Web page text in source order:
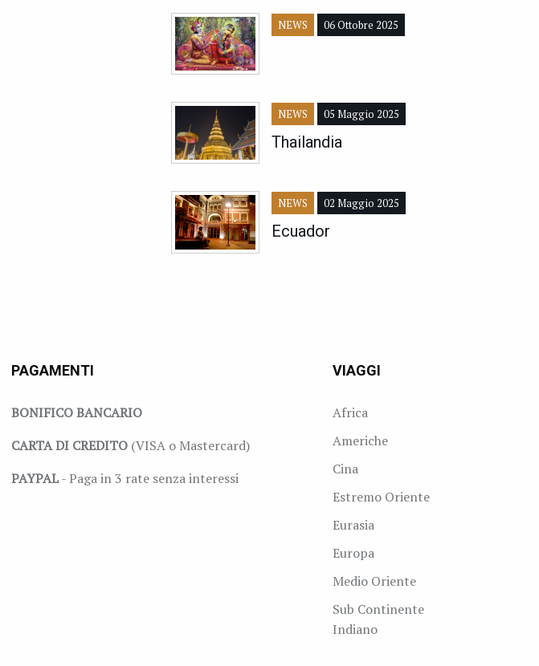
NEWS 06 Ottobre 2025
NEWS 05 Maggio 2025
Thailandia
NEWS 02 Maggio 2025
Ecuador
PAGAMENTI
BONIFICO BANCARIO
CARTA DI CREDITO(VISA o Mastercard)
PAYPAL- Paga in 3 rate senza interessi
VIAGGI
Africa
Americhe
Cina
Estremo Oriente
Eurasia
Europa
Medio Oriente
Sub Continente
Indiano